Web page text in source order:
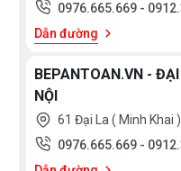
0976.665.669 -
Dẫn đường
BEPANTOAN.VN -
NỘI
61 Đại La ( Minh Khai
0976.665.669 -